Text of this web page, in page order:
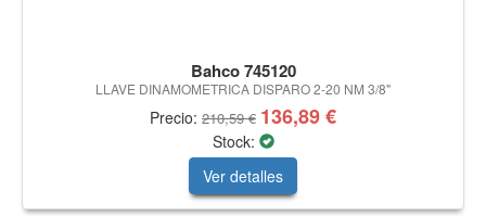
Bahco 745120
LLAVE DINAMOMETRICA DISPARO 2-20 NM 3/8"
Precio: 210,59 € 136,89 €
Stock:
Ver detalles